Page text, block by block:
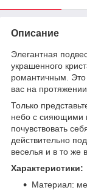
Описание
Элегантная
украшенного
романтичным. Это
вас на
Только
небо с сияющими
почувствовать
действительно
веселья и в то же
Характеристики:
Материал: